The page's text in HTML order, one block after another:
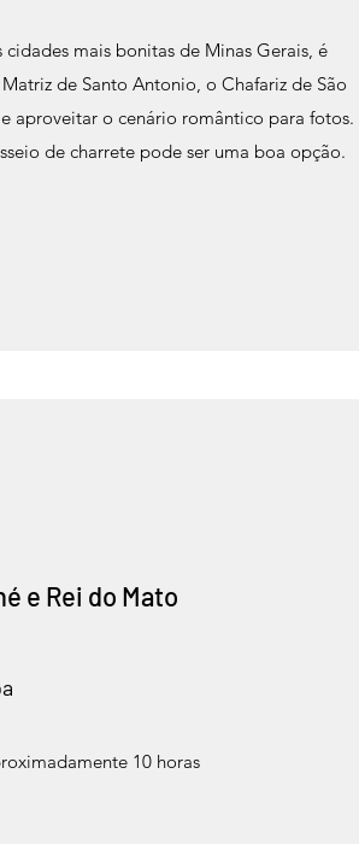
cidades mais bonitas de Minas Gerais, é
de Santo Antonio, o Chafariz de São
aproveitar o cenário romântico para fotos.
de charrete pode ser uma boa opção.
e Rei do Mato
10 horas